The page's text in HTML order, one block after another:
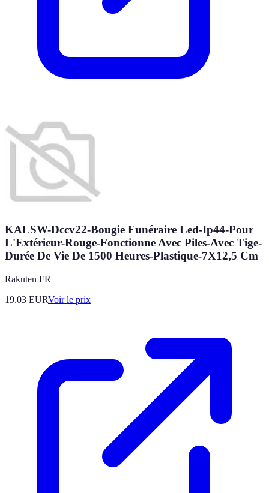
KALSW-Dccv22-Bougie Funéraire Led-Ip44-Pour
L'Extérieur-Rouge-Fonctionne Avec Piles-Avec Tige-
Durée De Vie De 1500 Heures-Plastique-7X12,5 Cm
Rakuten FR
19.03 EURVoir le prix